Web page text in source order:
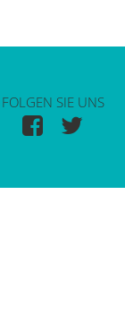
FOLGEN SIE UNS